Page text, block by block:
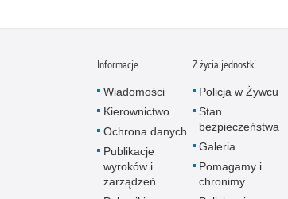
Informacje
Wiadomości
Kierownictwo
Ochrona danych
Publikacje
wyroków i
zarządzeń
Z życia jednostki
Policja w Żywcu
Stan
bezpieczeństwa
Galeria
Pomagamy i
chronimy